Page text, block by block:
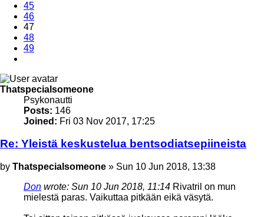
45
46
47
48
49
Thatspecialsomeone
Psykonautti
Posts: 146
Joined: Fri 03 Nov 2017, 17:25
Re: Yleistä keskustelua bentsodiatsepiineista
Post
by Thatspecialsomeone » Sun 10 Jun 2018, 13:38
Don wrote: Sun 10 Jun 2018, 11:14 Rivatril on mun
mielestä paras. Vaikuttaa pitkään eikä väsytä.